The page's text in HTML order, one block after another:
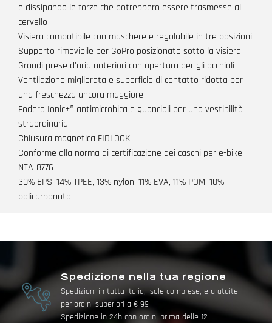
e dissipando le forze che potrebbero essere trasmesse al
cervello
Visiera compatibile con maschere e regolabile in tre posizioni
Supporto rimovibile per GoPro posizionato sotto la visiera
Grandi prese d'aria anteriori con apertura per gli occhiali
Ventilazione migliorata e superficie di contatto ridotta per
una freschezza ancora maggiore
Fodera Ionic+® antimicrobica e guanciali per una vestibilità
straordinaria
Chiusura magnetica FIDLOCK
Conforme alla norma di certificazione dei caschi per e-bike
NTA-8776
30% EPS, 14% TPEE, 13% nylon, 11% EVA, 11% POM, 10%
policarbonato
Spedizione nella tua regione
Spedizioni in tutta Italia, isole comprese, e gratuite
per ordini superiori a € 99
Spedizione in 24h con ordini prima delle 12